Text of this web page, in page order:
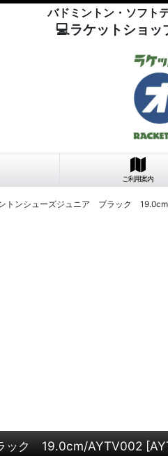
バドミントン・ソフト
💻ラケットショッ
ご利用案内
トンシューズジュニア ブラック
ック 19.0cm/AYTV002 [